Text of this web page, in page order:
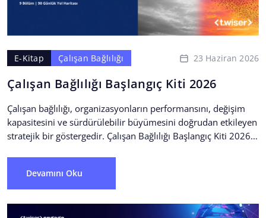
E-Kitap Çalışan Bağlılığı 23 Haziran 2026
Çalışan Bağlılığı Başlangıç Kiti 2026
Çalışan bağlılığı, organizasyonların performansını, değişim
kapasitesini ve sürdürülebilir büyümesini doğrudan etkileyen
stratejik bir göstergedir. Çalışan Bağlılığı Başlangıç Kiti 2026;
Devamını Oku